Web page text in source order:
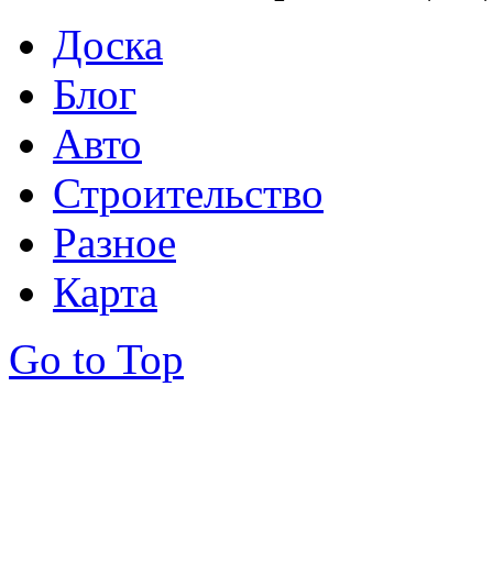
Доска
Блог
Авто
Строительство
Разное
Карта
Go to Top